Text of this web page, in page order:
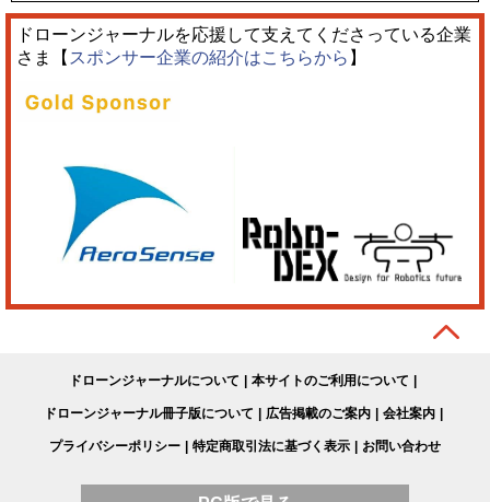
ドローンジャーナルを応援して支えてくださっている企業
さま【 スポンサー企業の紹介はこちらから 】
ドローンジャーナルについて 本サイトのご利用について
ドローンジャーナル冊子版について 広告掲載のご案内 会社案内
プライバシーポリシー 特定商取引法に基づく表示 お問い合わせ